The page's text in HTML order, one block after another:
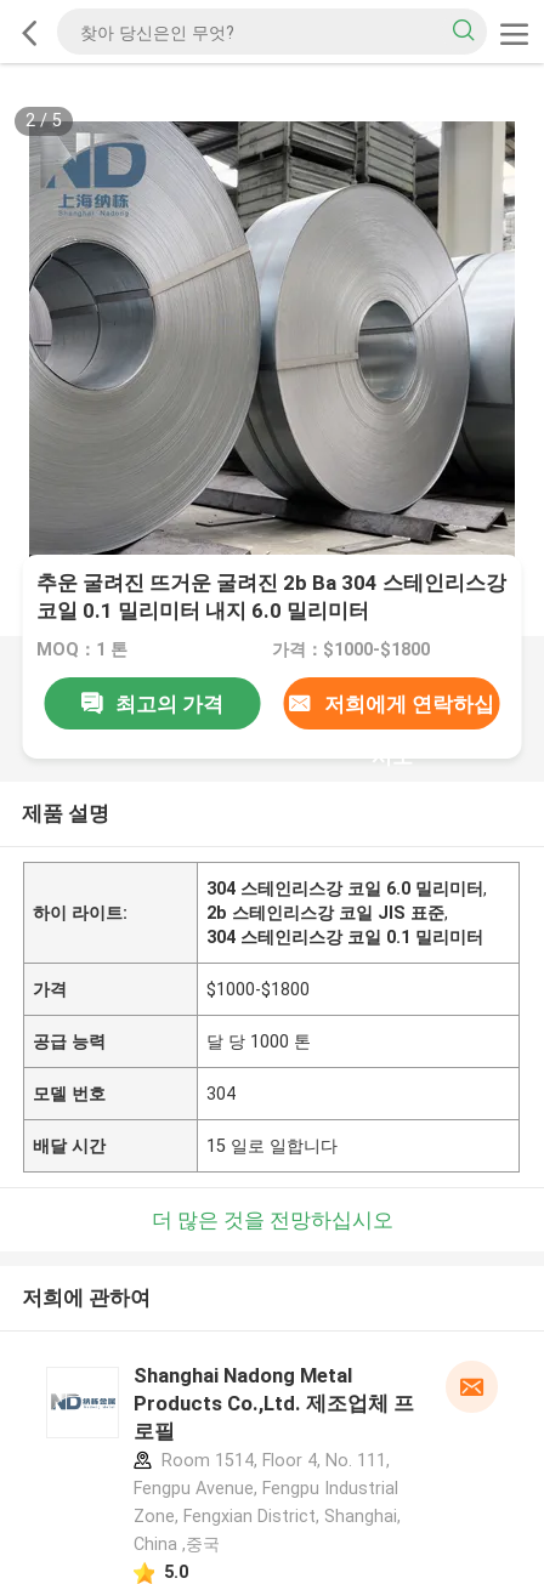
2/5
추운 굴려진 뜨거운 굴려진 2b Ba 304 스테인리스강
코일 0.1 밀리미터 내지 6.0 밀리미터
MOQ：1 톤 가격：$1000-$1800
최고의 가격 저희에게 연락하십
시오
제품 설명
하이 라이트:
304 스테인리스강 코일 6.0 밀리미터,
2b 스테인리스강 코일 JIS 표준,
304 스테인리스강 코일 0.1 밀리미터
가격 $1000-$1800
공급 능력 달 당 1000 톤
모델 번호 304
배달 시간 15 일로 일합니다
더 많은 것을 전망하십시오
저희에 관하여
Shanghai Nadong Metal
Products Co.,Ltd. 제조업체 프
로필
Room 1514, Floor 4, No. 111,
Fengpu Avenue, Fengpu Industrial
Zone, Fengxian District, Shanghai,
China ,중국
5.0